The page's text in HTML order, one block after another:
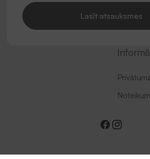
Lasīt atsauksmes